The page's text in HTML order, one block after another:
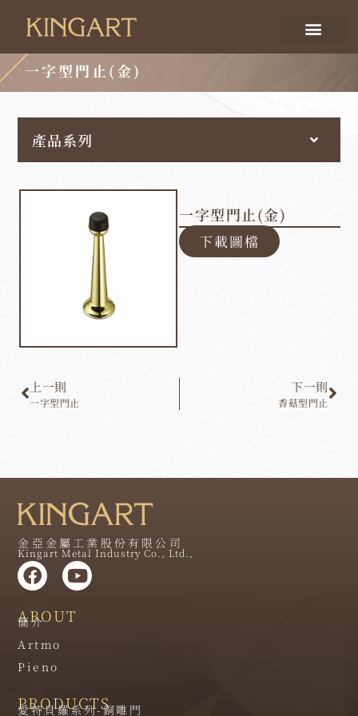
一字型門止(金)
產品系列
一字型門止(金)
下載圖檔
上一則
一字型門止
下一則
香菇型門止
金亞金屬工業股份有限公司
Kingart Metal Industry Co., Ltd.,
ABOUT
簡介
Artmo
Pieno
PRODUCTS
愛特貝羅系列-銅雕門